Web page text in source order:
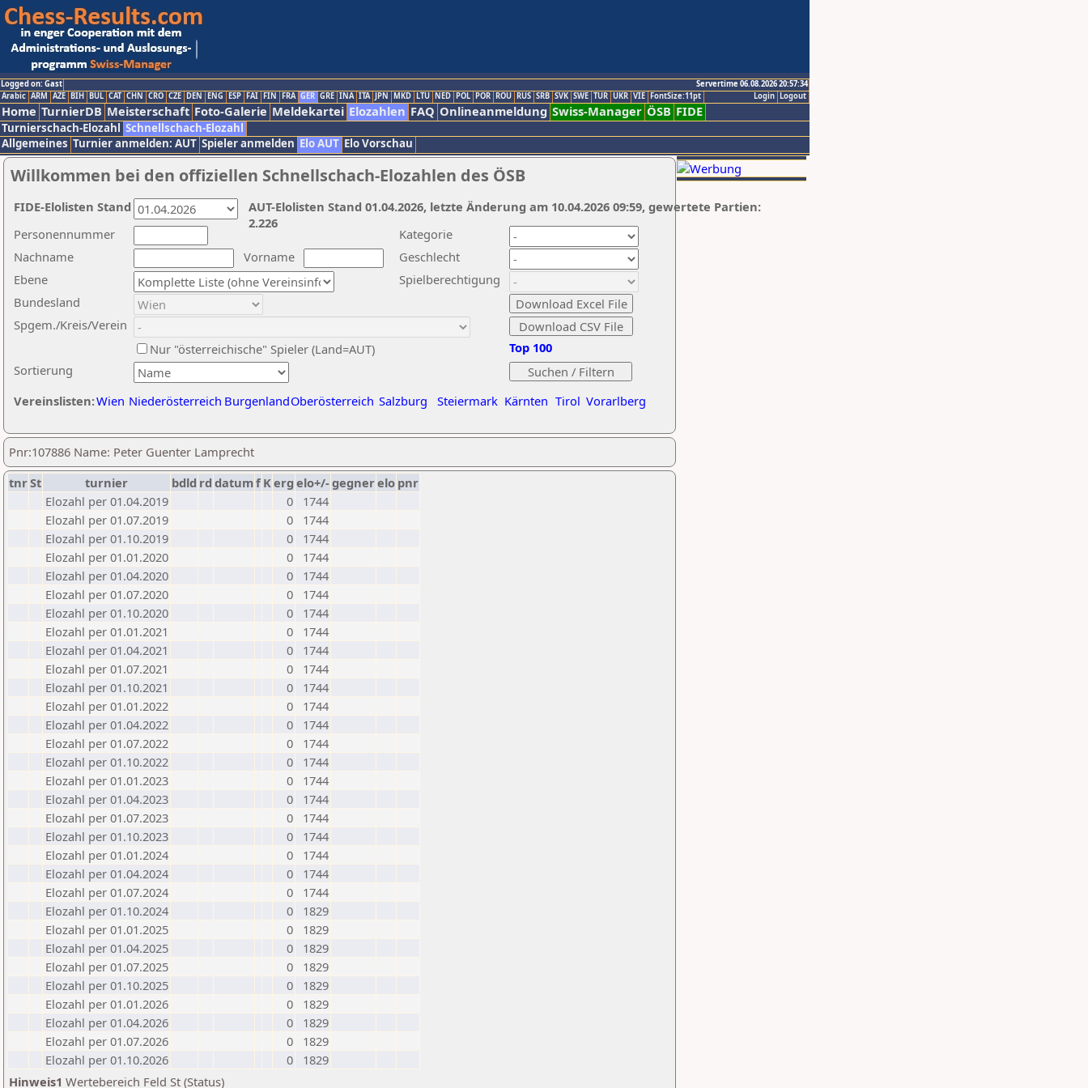
Logged on: Gast
Servertime 06.08.2026 20:57:34
Logout
Login
Arabic ARM AZE BIH BUL CAT CHN CRO CZE DEN ENG ESP FAI FIN FRA GER GRE INA ITA JPN MKD LTU NED POL POR ROU RUS SRB SVK SWE TUR UKR VIE FontSize:11pt
Home TurnierDB Meisterschaft Foto-Galerie Meldekartei Elozahlen FAQ Onlineanmeldung Swiss-Manager ÖSB FIDE
Turnierschach-Elozahl Schnellschach-Elozahl
Allgemeines Turnier anmelden: AUT Spieler anmelden Elo AUT Elo Vorschau
Willkommen bei den offiziellen Schnellschach-Elozahlen des ÖSB
Nachname
Vorname
Ebene
Kategorie
Sortierung
Personennummer
Bundesland
Spgem./Kreis/Verein
Geschlecht
Nur "österreichische" Spieler (Land=AUT)
Spielberechtigung
Vereinslisten:Wien Niederösterreich BurgenlandOberösterreich Salzburg Steiermark Kärnten Tirol Vorarlberg
Top 100
AUT-Elolisten Stand 01.04.2026, letzte Änderung am 10.04.2026 09:59, gewertete Partien:
2.226
FIDE-Elolisten Stand
Pnr:107886 Name: Peter Guenter Lamprecht
tnrSt turnier bdld rd datumf Kerg elo+/-gegnerelo pnr
Elozahl per 01.04.2019
0
1744
Elozahl per 01.07.2019
0
1744
Elozahl per 01.10.2019
0
1744
Elozahl per 01.01.2020
0
1744
Elozahl per 01.04.2020
0
1744
Elozahl per 01.07.2020
0
1744
Elozahl per 01.10.2020
0
1744
Elozahl per 01.01.2021
0
1744
Elozahl per 01.04.2021
0
1744
Elozahl per 01.07.2021
0
1744
Elozahl per 01.10.2021
0
1744
Elozahl per 01.01.2022
0
1744
Elozahl per 01.04.2022
0
1744
Elozahl per 01.07.2022
0
1744
Elozahl per 01.10.2022
0
1744
Elozahl per 01.01.2023
0
1744
Elozahl per 01.04.2023
0
1744
Elozahl per 01.07.2023
0
1744
Elozahl per 01.10.2023
0
1744
Elozahl per 01.01.2024
0
1744
Elozahl per 01.04.2024
0
1744
Elozahl per 01.07.2024
0
1744
Elozahl per 01.10.2024
0
1829
Elozahl per 01.01.2025
0
1829
Elozahl per 01.04.2025
0
1829
Elozahl per 01.07.2025
0
1829
Elozahl per 01.10.2025
0
1829
Elozahl per 01.01.2026
0
1829
Elozahl per 01.04.2026
0
1829
Elozahl per 01.07.2026
0
1829
Elozahl per 01.10.2026
0
1829
Hinweis1 Wertebereich Feld St (Status)